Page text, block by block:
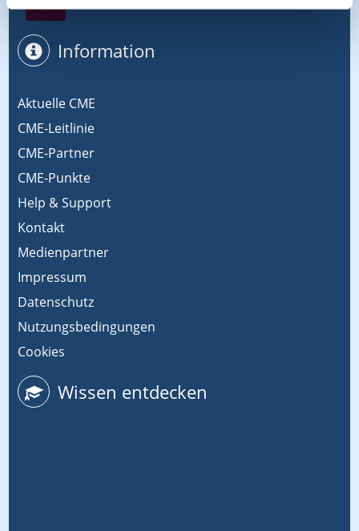
Information
Aktuelle CME
CME-Leitlinie
CME-Partner
CME-Punkte
Help & Support
Kontakt
Medienpartner
Impressum
Datenschutz
Nutzungsbedingungen
Cookies
Wissen entdecken